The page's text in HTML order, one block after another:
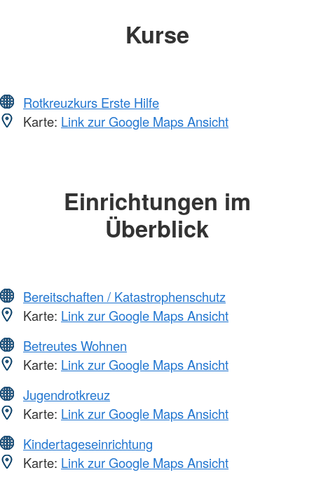
Kurse
Rotkreuzkurs Erste Hilfe
Karte: Link zur Google Maps Ansicht
Einrichtungen im
Überblick
Bereitschaften / Katastrophenschutz
Karte: Link zur Google Maps Ansicht
Betreutes Wohnen
Karte: Link zur Google Maps Ansicht
Jugendrotkreuz
Karte: Link zur Google Maps Ansicht
Kindertageseinrichtung
Karte: Link zur Google Maps Ansicht